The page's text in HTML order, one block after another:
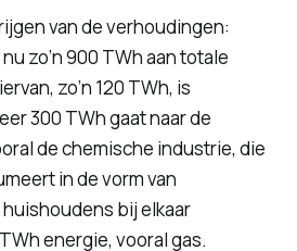
van de verhoudingen:
zo’n 900 TWh aan totale
zo’n 120 TWh, is
300 TWh gaat naar de
de chemische industrie, die
in de vorm van
bij elkaar
energie, vooral gas.